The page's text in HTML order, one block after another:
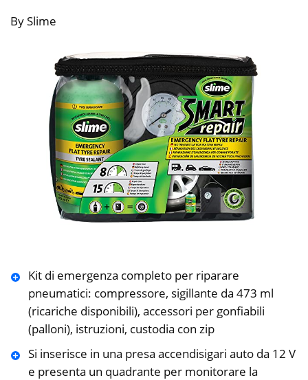
By Slime
Kit di emergenza completo per riparare
pneumatici: compressore, sigillante da 473 ml
(ricariche disponibili), accessori per gonfiabili
(palloni), istruzioni, custodia con zip
Si inserisce in una presa accendisigari auto da 12 V
e presenta un quadrante per monitorare la